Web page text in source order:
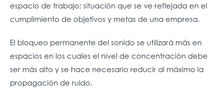
espacio de trabajo; situación que se ve reflejada en el
cumplimiento de objetivos y metas de una empresa.
El bloqueo permanente del sonido se utilizará más en
espacios en los cuales el nivel de concentración debe
ser más alto y se hace necesario reducir al máximo la
propagación de ruido.